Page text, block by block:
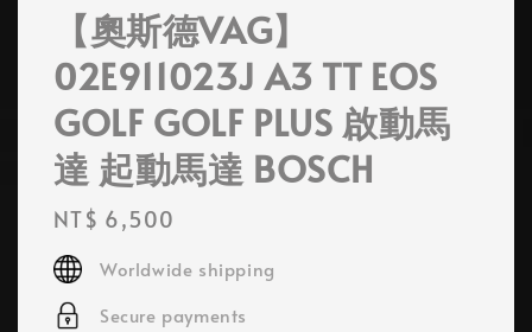
【奧斯德VAG】
02E911023J A3 TT EOS
GOLF GOLF PLUS 啟動馬
達 起動馬達 BOSCH
Regular
price
NT$ 6,500
Worldwide shipping
Secure payments